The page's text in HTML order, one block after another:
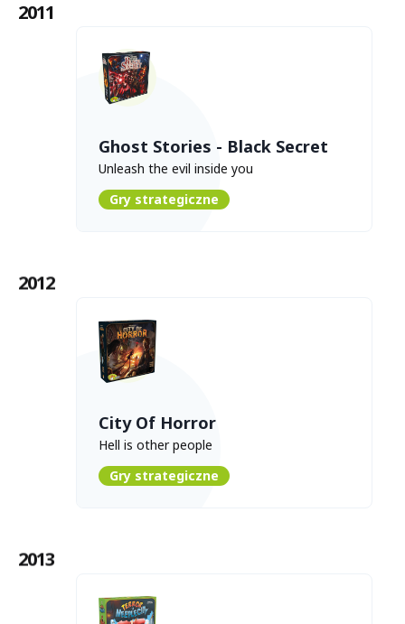
2011
Ghost Stories - Black Secret
Unleash the evil inside you
Gry strategiczne
2012
City Of Horror
Hell is other people
Gry strategiczne
2013